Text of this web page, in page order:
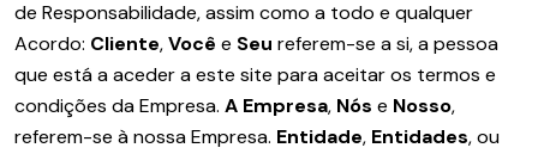
de Responsabilidade, assim como a todo e qualquer
Acordo: Cliente,Você e Seu referem-se a si, a pessoa
que está a aceder a este site para aceitar os termos e
condições da Empresa. A Empresa, Nós e Nosso,
referem-se à nossa Empresa. Entidade, Entidades, ou